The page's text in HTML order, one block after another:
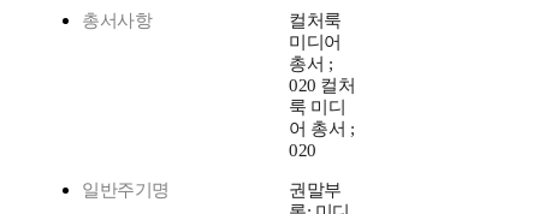
총서사항
컬처룩
미디어
총서 ;
020 컬처
룩 미디
어 총서 ;
020
일반주기명
권말부